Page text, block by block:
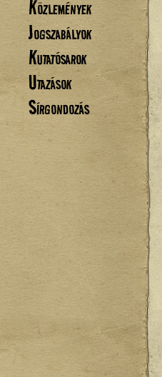
Közlemények
Jogszabályok
Kutatósarok
Utazások
Sírgondozás